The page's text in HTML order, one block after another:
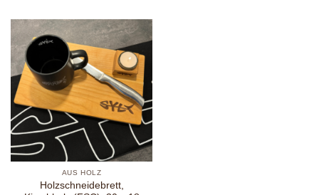
AUS HOLZ
Holzschneidebrett,